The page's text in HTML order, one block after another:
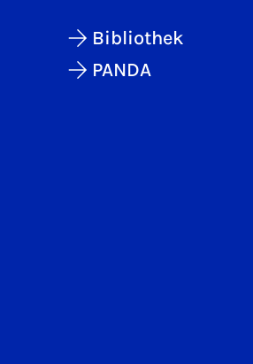
Bibliothek
PANDA